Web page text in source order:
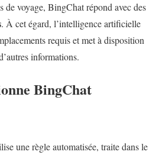
de voyage, BingChat répond avec des
. À cet égard, l’intelligence artificielle
requis et met à disposition
informations.
BingChat
une règle automatisée, traite dans le